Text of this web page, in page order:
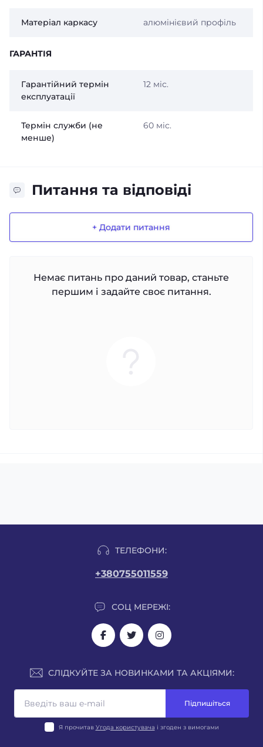
Матеріал каркасу алюмінієвий профіль
ГАРАНТІЯ
Гарантійний термін
експлуатації
12 міс.
Термін служби (не
менше)
60 міс.
Питання та відповіді
+ Додати питання
Немає питань про даний товар, станьте
першим і задайте своє питання.
ТЕЛЕФОНИ:
+380755011559
СОЦ МЕРЕЖІ:
СЛІДКУЙТЕ ЗА НОВИНКАМИ ТА АКЦІЯМИ:
Підпишіться
Я прочитав Угода користувача і згоден з вимогами